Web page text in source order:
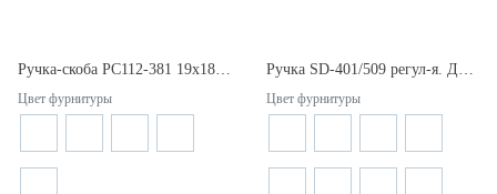
Цвет фурнитуры Цвет фурнитуры